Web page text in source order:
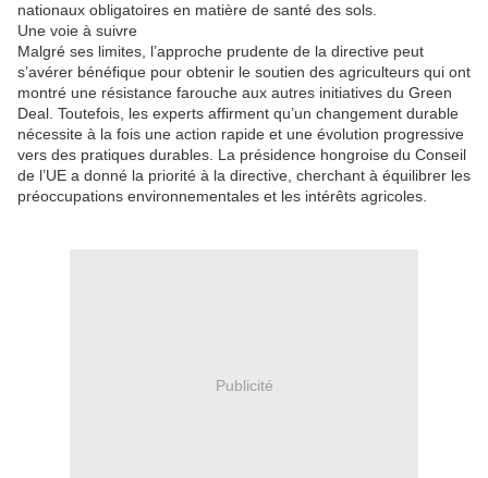
nationaux obligatoires en matière de santé des sols.
Une voie à suivre
Malgré ses limites, l’approche prudente de la directive peut
s’avérer bénéfique pour obtenir le soutien des agriculteurs qui ont
montré une résistance farouche aux autres initiatives du Green
Deal. Toutefois, les experts affirment qu’un changement durable
nécessite à la fois une action rapide et une évolution progressive
vers des pratiques durables. La présidence hongroise du Conseil
de l’UE a donné la priorité à la directive, cherchant à équilibrer les
préoccupations environnementales et les intérêts agricoles.
Publicité